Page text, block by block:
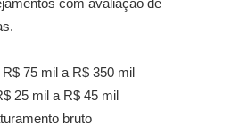
com avaliação de
R$ 75 mil a R$ 350 mil
25 mil a R$ 45 mil
bruto